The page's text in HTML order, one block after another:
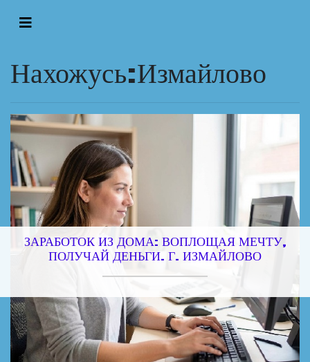
Нахожусь:Измайлово
ЗАРАБОТОК ИЗ ДОМА: ВОПЛОЩАЯ МЕЧТУ,
ПОЛУЧАЙ ДЕНЬГИ. Г. ИЗМАЙЛОВО